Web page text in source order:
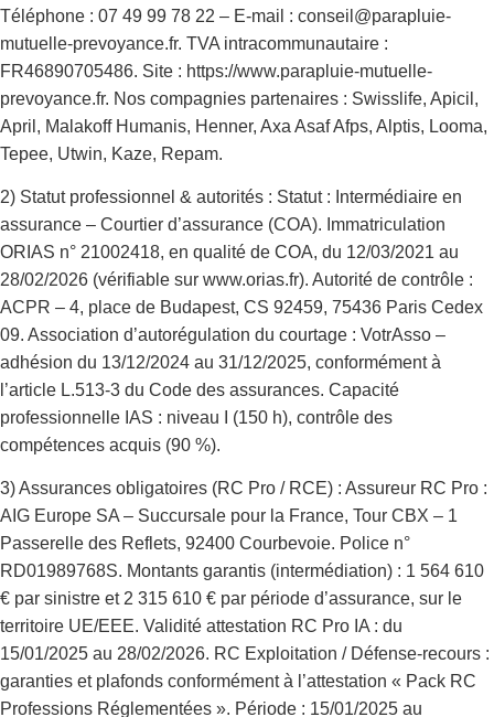
Téléphone : 07 49 99 78 22 – E-mail : conseil@parapluie-
mutuelle-prevoyance.fr. TVA intracommunautaire :
FR46890705486. Site : https://www.parapluie-mutuelle-
prevoyance.fr. Nos compagnies partenaires : Swisslife, Apicil,
April, Malakoff Humanis, Henner, Axa Asaf Afps, Alptis, Looma,
Tepee, Utwin, Kaze, Repam.
2) Statut professionnel & autorités : Statut : Intermédiaire en
assurance – Courtier d’assurance (COA). Immatriculation
ORIAS n° 21002418, en qualité de COA, du 12/03/2021 au
28/02/2026 (vérifiable sur www.orias.fr). Autorité de contrôle :
ACPR – 4, place de Budapest, CS 92459, 75436 Paris Cedex
09. Association d’autorégulation du courtage : VotrAsso –
adhésion du 13/12/2024 au 31/12/2025, conformément à
l’article L.513-3 du Code des assurances. Capacité
professionnelle IAS : niveau I (150 h), contrôle des
compétences acquis (90 %).
3) Assurances obligatoires (RC Pro / RCE) : Assureur RC Pro :
AIG Europe SA – Succursale pour la France, Tour CBX – 1
Passerelle des Reflets, 92400 Courbevoie. Police n°
RD01989768S. Montants garantis (intermédiation) : 1 564 610
€ par sinistre et 2 315 610 € par période d’assurance, sur le
territoire UE/EEE. Validité attestation RC Pro IA : du
15/01/2025 au 28/02/2026. RC Exploitation / Défense-recours :
garanties et plafonds conformément à l’attestation « Pack RC
Professions Réglementées ». Période : 15/01/2025 au